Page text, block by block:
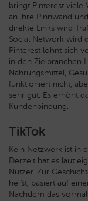
bringt Pinterest viele
an ihre Pinnwand
direkte Links wird
Social Network wird
Pinterest lohnt sich
in den Zielbranchen
Nahrungsmittel,
funktioniert nicht,
sehr gut. Es erhöht
Kundenbindung.
TikTok
Kein Netzwerk ist in
Derzeit hat es laut
Nutzer. Zur
heißt, basiert auf
Nachdem das